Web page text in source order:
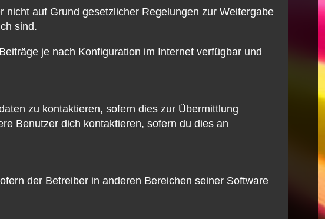
auf Grund gesetzlicher Regelungen zur Weitergabe
sind.
je nach Konfiguration im Internet verfügbar und
zu kontaktieren, sofern dies zur Übermittlung
Benutzer dich kontaktieren, sofern du dies an
der Betreiber in anderen Bereichen seiner Software